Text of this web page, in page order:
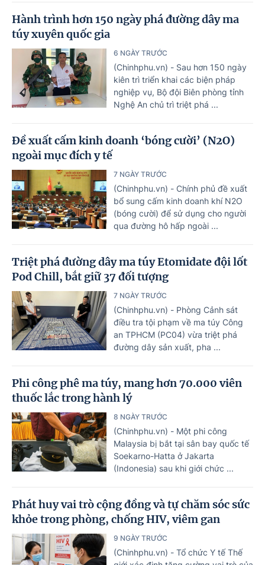
Hành trình hơn 150 ngày phá đường dây ma
túy xuyên quốc gia
6 NGÀY TRƯỚC
(Chinhphu.vn) - Sau hơn 150 ngày
kiên trì triển khai các biện pháp
nghiệp vụ, Bộ đội Biên phòng tỉnh
Nghệ An chủ trì triệt phá ...
Đề xuất cấm kinh doanh ‘bóng cười’ (N2O)
ngoài mục đích y tế
7 NGÀY TRƯỚC
(Chinhphu.vn) - Chính phủ đề xuất
bổ sung cấm kinh doanh khí N2O
(bóng cười) để sử dụng cho người
qua đường hô hấp ngoài ...
Triệt phá đường dây ma túy Etomidate đội lốt
Pod Chill, bắt giữ 37 đối tượng
7 NGÀY TRƯỚC
(Chinhphu.vn) - Phòng Cảnh sát
điều tra tội phạm về ma túy Công
an TPHCM (PC04) vừa triệt phá
đường dây sản xuất, pha ...
Phi công phê ma túy, mang hơn 70.000 viên
thuốc lắc trong hành lý
8 NGÀY TRƯỚC
(Chinhphu.vn) - Một phi công
Malaysia bị bắt tại sân bay quốc tế
Soekarno-Hatta ở Jakarta
(Indonesia) sau khi giới chức ...
Phát huy vai trò cộng đồng và tự chăm sóc sức
khỏe trong phòng, chống HIV, viêm gan
9 NGÀY TRƯỚC
(Chinhphu.vn) - Tổ chức Y tế Thế